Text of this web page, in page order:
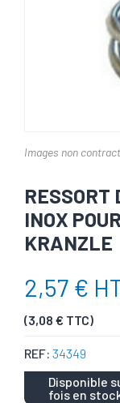
Images non
RESSORT
INOX
KRANZLE
2,57 €
(3,08 € TTC)
REF: 34349
Disponible
fois en